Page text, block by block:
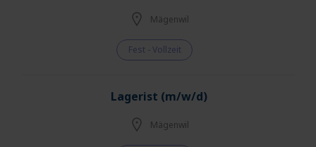
Mägenwil
Fest - Vollzeit
Lagerist (m/w/d)
Mägenwil